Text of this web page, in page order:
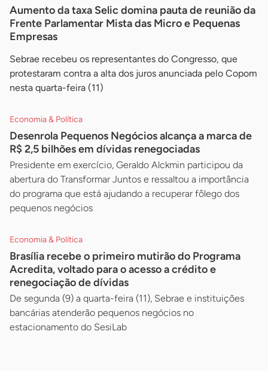
Aumento da taxa Selic domina pauta de reunião da
Frente Parlamentar Mista das Micro e Pequenas
Empresas
Sebrae recebeu os representantes do Congresso, que
protestaram contra a alta dos juros anunciada pelo Copom
nesta quarta-feira (11)
Economia & Política
Desenrola Pequenos Negócios alcança a marca de
R$ 2,5 bilhões em dívidas renegociadas
Presidente em exercício, Geraldo Alckmin participou da
abertura do Transformar Juntos e ressaltou a importância
do programa que está ajudando a recuperar fôlego dos
pequenos negócios
Economia & Política
Brasília recebe o primeiro mutirão do Programa
Acredita, voltado para o acesso a crédito e
renegociação de dívidas
De segunda (9) a quarta-feira (11), Sebrae e instituições
bancárias atenderão pequenos negócios no
estacionamento do SesiLab